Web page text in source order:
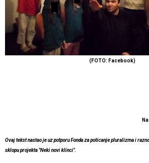
(FOTO: Facebook)
Ovaj tekst nastao je uz potporu Fonda za poticanje pluralizma i
sklopu projekta "Neki novi klinci".